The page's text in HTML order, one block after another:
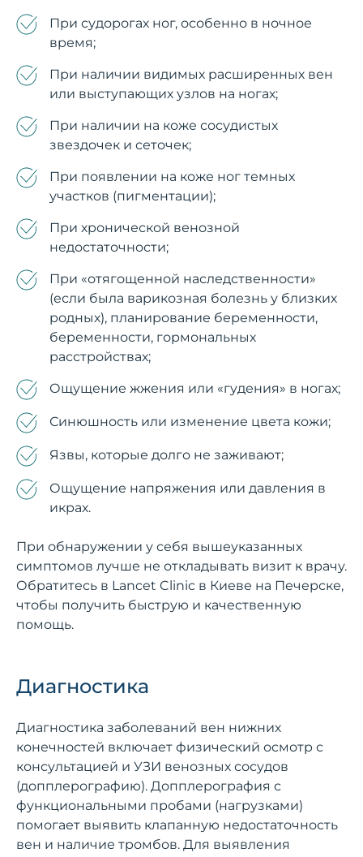
При судорогах ног, особенно в ночное
время;
При наличии видимых расширенных вен
или выступающих узлов на ногах;
При наличии на коже сосудистых
звездочек и сеточек;
При появлении на коже ног темных
участков (пигментации);
При хронической венозной
недостаточности;
При «отягощенной наследственности»
(если была варикозная болезнь у близких
родных), планирование беременности,
беременности, гормональных
расстройствах;
Ощущение жжения или «гудения» в ногах;
Синюшность или изменение цвета кожи;
Язвы, которые долго не заживают;
Ощущение напряжения или давления в
икрах.
При обнаружении у себя вышеуказанных
симптомов лучше не откладывать визит к врачу.
Обратитесь в Lancet Clinic в Киеве на Печерске,
чтобы получить быструю и качественную
помощь.
Диагностика
Диагностика заболеваний вен нижних
конечностей включает физический осмотр с
консультацией и УЗИ венозных сосудов
(допплерографию). Допплерография с
функциональными пробами (нагрузками)
помогает выявить клапанную недостаточность
вен и наличие тромбов. Для выявления